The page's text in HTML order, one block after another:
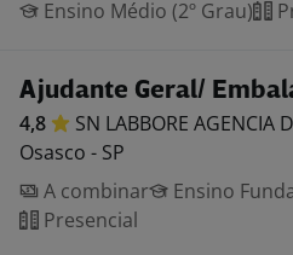
Ensino Médio (2º Grau)
Ajudante Geral/
4,8 SN LABBORE AGENCIA
Osasco - SP
A combinar
Ensino
Presencial